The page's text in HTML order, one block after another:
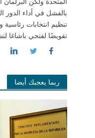
بالفشل في أداء الدور
تنظيم انتخابات
تفويضًا لفتحي باشاغا
ربما يعجبك أيضا